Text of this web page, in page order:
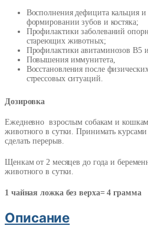
Восполнения дефицита кальция
формировании зубов и костяка;
Профилактики заболеваний
стареющих животных;
Профилактики авитаминозов B5
Повышения иммунитета,
Восстановления после
стрессовых ситуаций.
Дозировка
Ежедневно взрослым собакам и кошкам
животного в сутки. Принимать
сделать перерыв.
Щенкам от 2 месяцев до года и
животного в сутки.
1 чайная ложка без верха= 4 грамма
Описание